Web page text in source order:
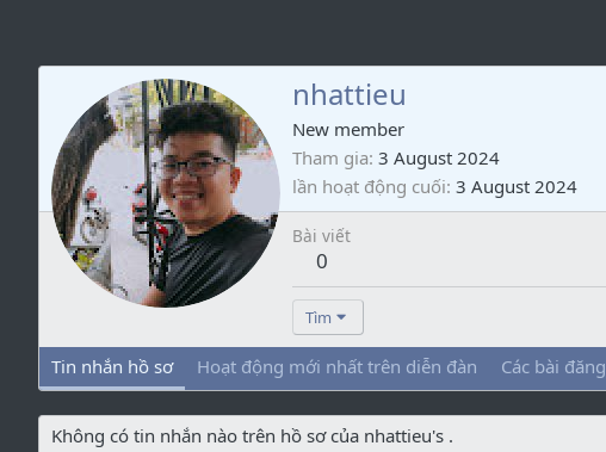
nhattieu
New member
Tham gia 3 August 2024
lần hoạt động cuối 3 August 2024
Bài viết
0
Tìm
Tin nhắn hồ sơ Hoạt động mới nhất trên diễn đàn Các bài đăng
Không có tin nhắn nào trên hồ sơ của nhattieu's .